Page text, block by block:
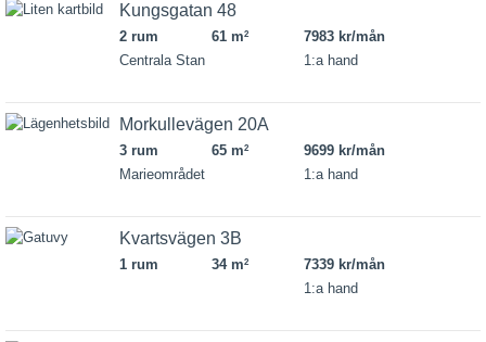
Kungsgatan 48
2 rum 61 m2
7983 kr/mån
Centrala Stan
1:a hand
Morkullevägen 20A
3 rum 65 m2
9699 kr/mån
Marieområdet
1:a hand
Kvartsvägen 3B
1 rum 34 m2
7339 kr/mån
1:a hand